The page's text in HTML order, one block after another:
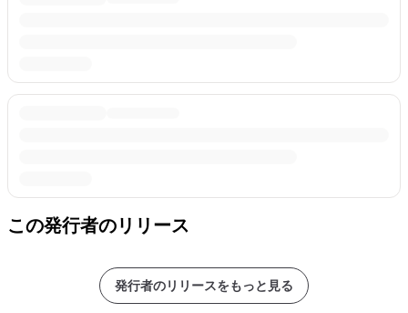
この発行者のリリース
発行者のリリースをもっと見る